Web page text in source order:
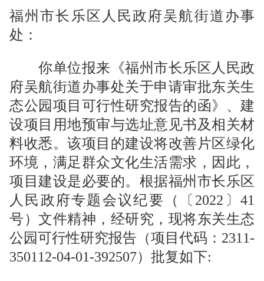
福州市长乐区人民政府吴航街道办事
处 ：
你单位报来《福州市长乐区人民政
府吴航街道办事处关于申请审批东关生
态公园项目 可行性研究报告的函》、 建
设项目用地预审与选址意见书及相关材
料收悉。该项目的建设将改善片区绿化
环境，满足群众文化生活需求 ，因此，
项目建设是必要的。根据福州市长乐区
人民政府专题会议纪要（〔2022 〕41
号）文件精神，经研究，现将东关生态
公园可行性研究报告（项目代码： 2311-
350112-04-01-392507）批复如下: